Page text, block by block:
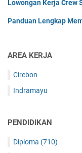
Lowongan Kerja Crew
Panduan Lengkap
AREA KERJA
Cirebon
Indramayu
PENDIDIKAN
Diploma (710)